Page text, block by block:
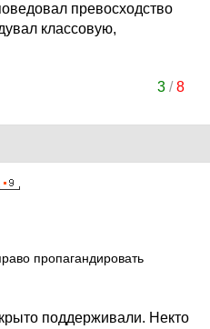
превосходство
классовую,
3/8
пропагандировать
поддерживали. Некто